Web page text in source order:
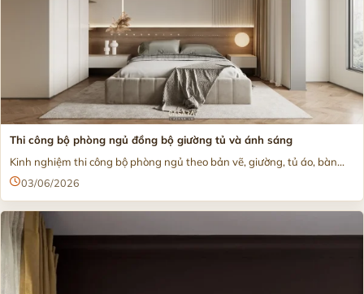
Thi công bộ phòng ngủ đồng bộ giường tủ và ánh sáng
Kinh nghiệm thi công bộ phòng ngủ theo bản vẽ, giường, tủ áo, bàn...
03/06/2026